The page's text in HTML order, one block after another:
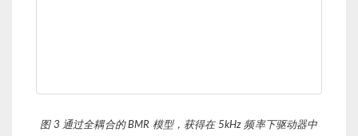
图 3 通过全耦合的 BMR 模型，获得在 5kHz 频率下驱动器中